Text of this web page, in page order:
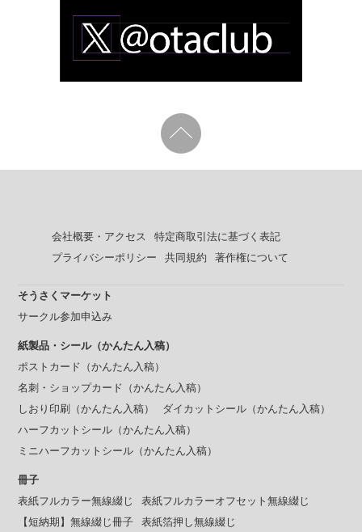
会社概要・アクセス
特定商取引法に基づく表記
プライバシーポリシー
共同規約 著作権について
そうさくマーケット
サークル参加申込み
紙製品・シール（かんたん入稿）
ポストカード（かんたん入稿）
名刺・ショップカード（かんたん入稿）
しおり印刷（かんたん入稿）
ダイカットシール（かんたん入稿）
ハーフカットシール（かんたん入稿）
ミニハーフカットシール（かんたん入稿）
冊子
表紙フルカラー無線綴じ
表紙フルカラーオフセット無線綴じ
【短納期】無線綴じ冊子
表紙箔押し無線綴じ